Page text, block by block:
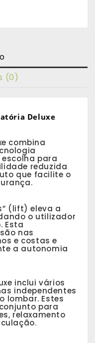
(0)
Deluxe
combina
escolha para
reduzida
que facilite o
(lift) eleva a
o utilizador
Esta
nas
e costas e
a autonomia
inclui vários
independentes
lombar. Estes
para
relaxamento